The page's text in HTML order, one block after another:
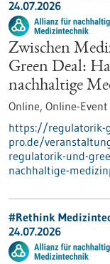
24.07.2026
Zwischen
Green Deal:
nachhaltige
Online, Online-Event
https://regulatorik-
pro.de/
regulatorik-und-
nachhaltige-
#Rethink
24.07.2026